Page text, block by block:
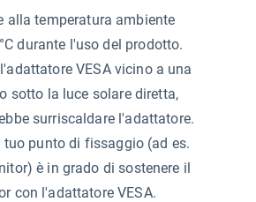
alla temperatura ambiente
durante l'uso del prodotto.
VESA vicino a una
sotto la luce solare diretta,
surriscaldare l'adattatore.
tuo punto di fissaggio (ad es.
è in grado di sostenere il
con l'adattatore VESA.